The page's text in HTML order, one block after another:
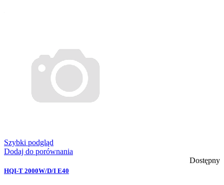
Szybki podgląd
Dodaj do porównania
Dostępny
HQI-T 2000W/D/I E40